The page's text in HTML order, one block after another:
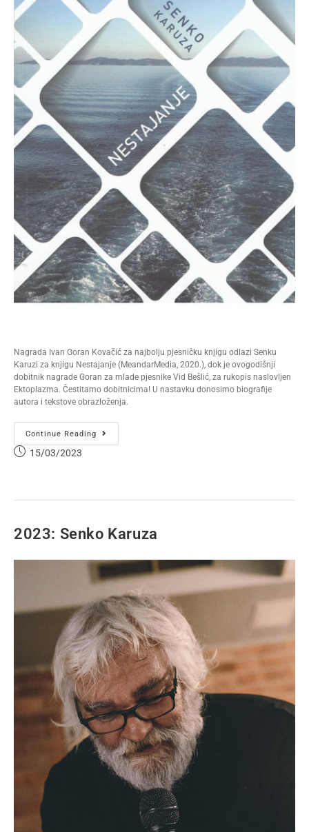
Nagrada Ivan Goran Kovačić za najbolju pjesničku knjigu odlazi Senku
Karuzi za knjigu Nestajanje (MeandarMedia, 2020.), dok je ovogodišnji
dobitnik nagrade Goran za mlade pjesnike Vid Bešlić, za rukopis naslovljen
Ektoplazma. Čestitamo dobitnicima! U nastavku donosimo biografije
autora i tekstove obrazloženja.
Continue Reading
15/03/2023
2023: Senko Karuza